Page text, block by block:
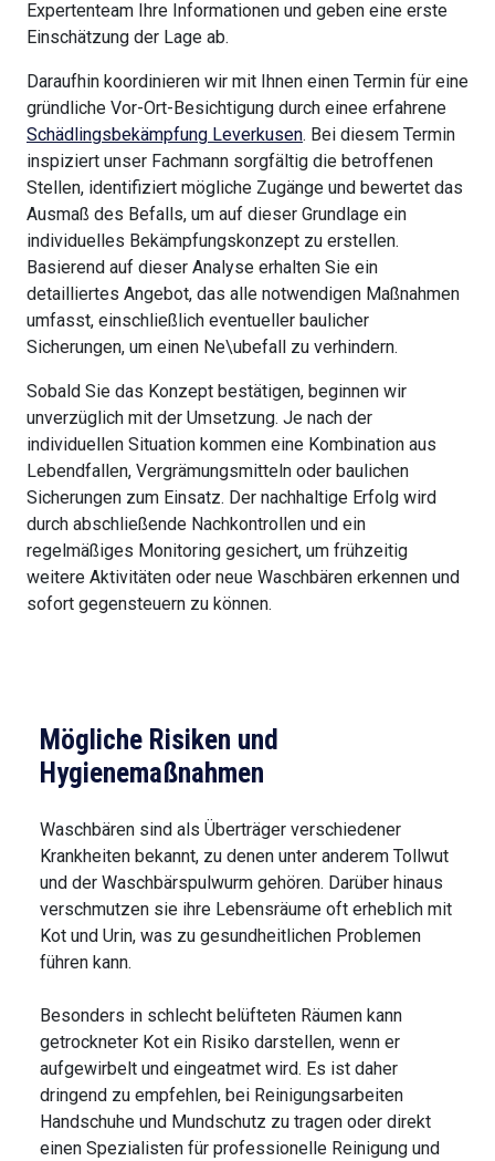
Expertenteam Ihre Informationen und geben eine erste
Einschätzung der Lage ab.
Daraufhin koordinieren wir mit Ihnen einen Termin für eine
gründliche Vor-Ort-Besichtigung durch einee erfahrene
Schädlingsbekämpfung Leverkusen. Bei diesem Termin
inspiziert unser Fachmann sorgfältig die betroffenen
Stellen, identifiziert mögliche Zugänge und bewertet das
Ausmaß des Befalls, um auf dieser Grundlage ein
individuelles Bekämpfungskonzept zu erstellen.
Basierend auf dieser Analyse erhalten Sie ein
detailliertes Angebot, das alle notwendigen Maßnahmen
umfasst, einschließlich eventueller baulicher
Sicherungen, um einen Ne\ubefall zu verhindern.
Sobald Sie das Konzept bestätigen, beginnen wir
unverzüglich mit der Umsetzung. Je nach der
individuellen Situation kommen eine Kombination aus
Lebendfallen, Vergrämungsmitteln oder baulichen
Sicherungen zum Einsatz. Der nachhaltige Erfolg wird
durch abschließende Nachkontrollen und ein
regelmäßiges Monitoring gesichert, um frühzeitig
weitere Aktivitäten oder neue Waschbären erkennen und
sofort gegensteuern zu können.
Mögliche Risiken und
Hygienemaßnahmen
Waschbären sind als Überträger verschiedener
Krankheiten bekannt, zu denen unter anderem Tollwut
und der Waschbärspulwurm gehören. Darüber hinaus
verschmutzen sie ihre Lebensräume oft erheblich mit
Kot und Urin, was zu gesundheitlichen Problemen
führen kann.
Besonders in schlecht belüfteten Räumen kann
getrockneter Kot ein Risiko darstellen, wenn er
aufgewirbelt und eingeatmet wird. Es ist daher
dringend zu empfehlen, bei Reinigungsarbeiten
Handschuhe und Mundschutz zu tragen oder direkt
einen Spezialisten für professionelle Reinigung und